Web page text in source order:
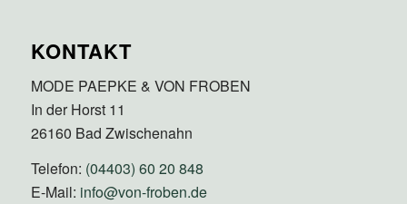
KONTAKT
MODE PAEPKE & VON FROBEN
In der Horst 11
26160 Bad Zwischenahn
Telefon: (04403) 60 20 848
E-Mail: info@von-froben.de